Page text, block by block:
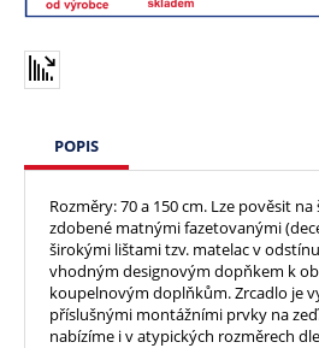
POPIS
Rozměry: 70 a 150 cm. Lze pověsit
zdobené matnými fazetovanými
širokými lištami tzv. matelac v
vhodným designovým dopňkem k
koupelnovým doplňkům. Zrcadlo je
příslušnými montážními prvky na
nabízíme i v atypických rozměrech